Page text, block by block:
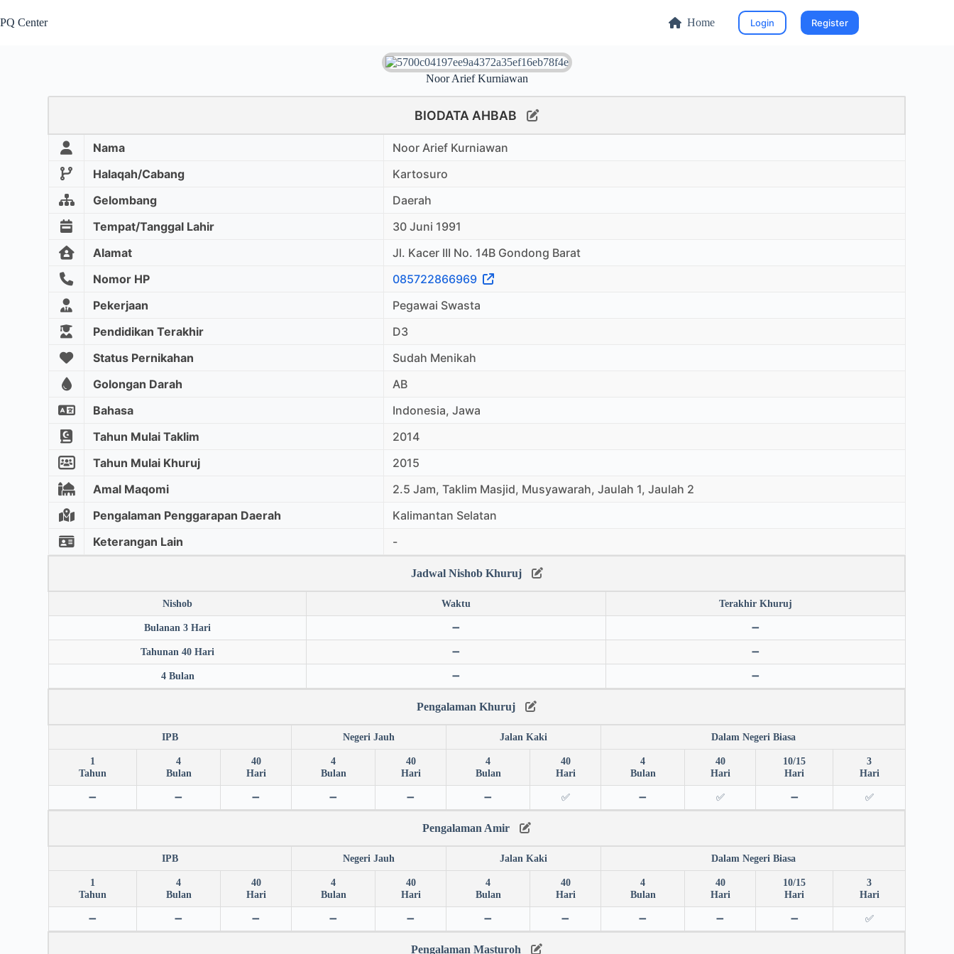
PQ Center Home Login Register
Noor Arief Kurniawan
BIODATA AHBAB
Nama
Noor Arief Kurniawan
Halaqah/Cabang
Kartosuro
Gelombang
Daerah
Tempat/Tanggal Lahir
30 Juni 1991
Alamat
Jl. Kacer III No. 14B Gondong Barat
Nomor HP
085722866969
Pekerjaan
Pegawai Swasta
Pendidikan Terakhir
D3
Status Pernikahan
Sudah Menikah
Golongan Darah
AB
Bahasa
Indonesia, Jawa
Tahun Mulai Taklim
2014
Tahun Mulai Khuruj
2015
Amal Maqomi
2.5 Jam, Taklim Masjid, Musyawarah, Jaulah 1, Jaulah 2
Pengalaman Penggarapan Daerah
Kalimantan Selatan
Keterangan Lain
-
Jadwal Nishob Khuruj
Nishob Waktu Terakhir Khuruj
Bulanan 3 Hari ➖ ➖
Tahunan 40 Hari ➖ ➖
4 Bulan ➖ ➖
Pengalaman Khuruj
IPB Negeri Jauh Jalan Kaki Dalam Negeri Biasa
1
Tahun
4
Bulan
40
Hari
4
Bulan
40
Hari
4
Bulan
40
Hari
4
Bulan
40
Hari
10/15
Hari
3
Hari
➖ ➖ ➖ ➖ ➖ ➖ ✅ ➖ ✅ ➖ ✅
Pengalaman Amir
IPB Negeri Jauh Jalan Kaki Dalam Negeri Biasa
1
Tahun
4
Bulan
40
Hari
4
Bulan
40
Hari
4
Bulan
40
Hari
4
Bulan
40
Hari
10/15
Hari
3
Hari
➖ ➖ ➖ ➖ ➖ ➖ ➖ ➖ ➖ ➖ ✅
Pengalaman Masturoh